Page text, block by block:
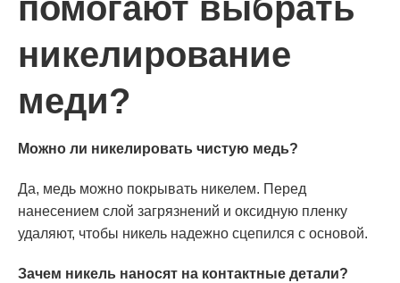
помогают выбрать
никелирование
меди?
Можно ли никелировать чистую медь?
Да, медь можно покрывать никелем. Перед
нанесением слой загрязнений и оксидную пленку
удаляют, чтобы никель надежно сцепился с основой.
Зачем никель наносят на контактные детали?